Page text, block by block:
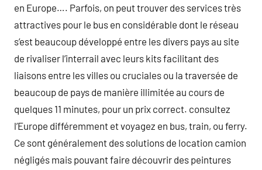
en Europe…. Parfois, on peut trouver des services très
attractives pour le bus en considérable dont le réseau
s’est beaucoup développé entre les divers pays au site
de rivaliser l’interrail avec leurs kits facilitant des
liaisons entre les villes ou cruciales ou la traversée de
beaucoup de pays de manière illimitée au cours de
quelques 11 minutes, pour un prix correct. consultez
l’Europe différemment et voyagez en bus, train, ou ferry.
Ce sont généralement des solutions de location camion
négligés mais pouvant faire découvrir des peintures